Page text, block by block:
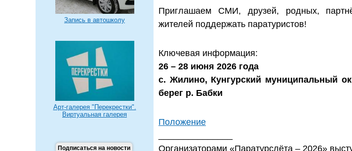
Запись в автошколу
Арт-галерея "Перекрестки".
Виртуальная галерея
Подписаться на новости
Приглашаем СМИ, друзей, родных,
жителей поддержать паратуристов!
Ключевая информация:
26 – 28 июня 2026 года
с. Жилино, Кунгурский муниципальный
берег р. Бабки
Положение
Организаторами «Паратурслёта – 2026»